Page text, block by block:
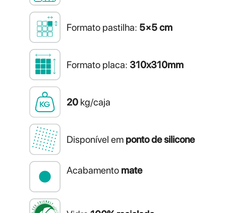
Formato pastilha: 5×5 cm
Formato placa: 310x310mm
20 kg/caja
Disponível em ponto de silicone
Acabamento mate